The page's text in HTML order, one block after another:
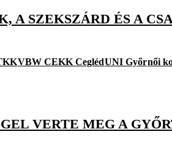
A SZEKSZÁRD ÉS A
VBW CEKK CeglédUNI Győrnői
VERTE MEG A